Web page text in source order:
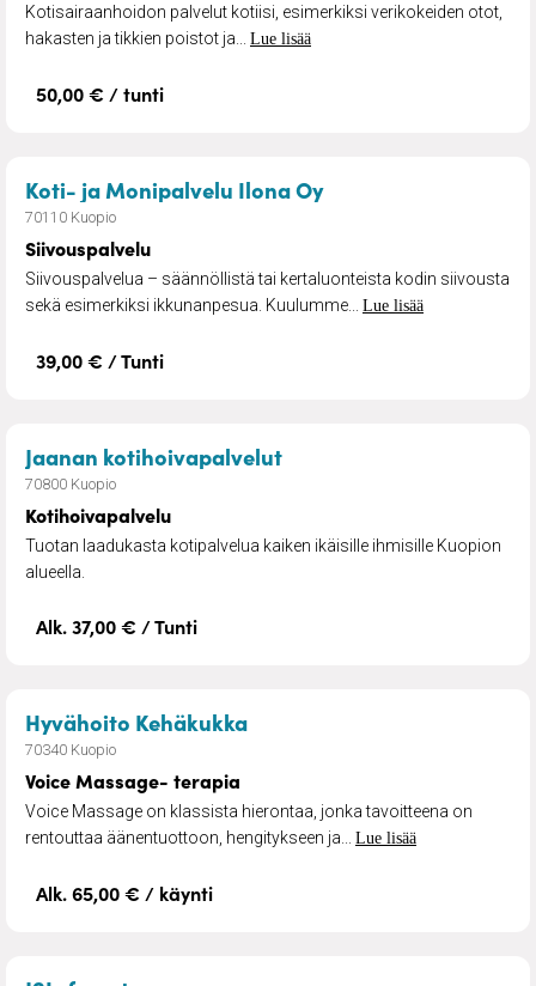
Kotisairaanhoidon palvelut kotiisi, esimerkiksi verikokeiden otot,
hakasten ja tikkien poistot ja... Lue lisää
50,00 € / tunti
Koti- ja Monipalvelu Ilona Oy– Siivouspalvelu
70110 Kuopio
Siivouspalvelu
Siivouspalvelua – säännöllistä tai kertaluonteista kodin siivousta
sekä esimerkiksi ikkunanpesua. Kuulumme... Lue lisää
39,00 € / Tunti
Jaanan kotihoivapalvelut– Kotihoivapalvelu
70800 Kuopio
Kotihoivapalvelu
Tuotan laadukasta kotipalvelua kaiken ikäisille ihmisille Kuopion
alueella.
Alk. 37,00 € / Tunti
Hyvähoito Kehäkukka– Voice Massage- terapia
70340 Kuopio
Voice Massage- terapia
Voice Massage on klassista hierontaa, jonka tavoitteena on
rentouttaa äänentuottoon, hengitykseen ja... Lue lisää
Alk. 65,00 € / käynti